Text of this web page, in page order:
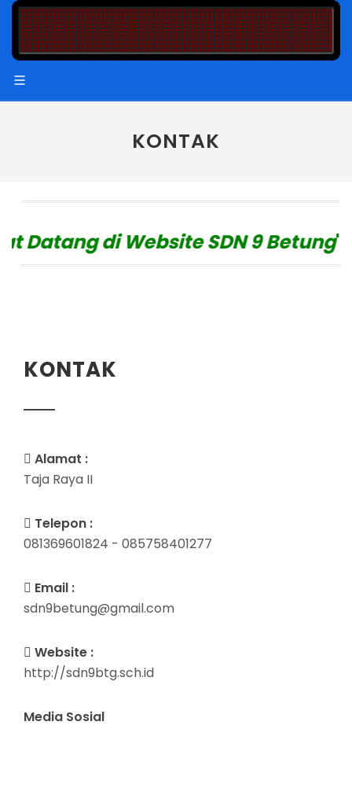
KONTAK
di Website SDN 9 Betung"
KONTAK
Alamat :
Taja Raya II
Telepon :
081369601824 - 085758401277
Email :
sdn9betung@gmail.com
Website :
http://sdn9btg.sch.id
Media Sosial